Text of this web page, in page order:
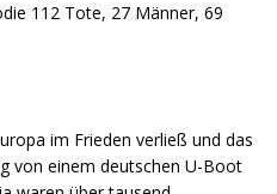
112 Tote, 27 Männer, 69
im Frieden verließ und das
von einem deutschen U-Boot